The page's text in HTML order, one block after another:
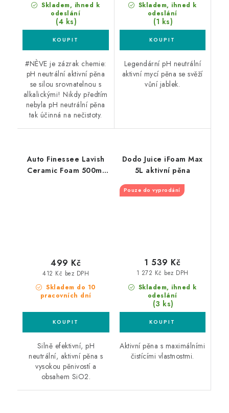
Skladem, ihned k
odeslání
(4 ks)
#NÈVE je zázrak chemie:
pH neutrální aktivní pěna
se silou srovnatelnou s
alkalickými! Nikdy předtím
nebyla pH neutrální pěna
tak účinná na nečistoty.
Skladem, ihned k
odeslání
(1 ks)
Legendární pH neutrální
aktivní mycí pěna se svěží
vůní jablek.
Auto Finessee Lavish
Ceramic Foam 500ml
Skladem do 10
pracovních dní
412 Kč bez DPH
499 Kč
Silně efektivní, pH
neutrální, aktivní pěna s
vysokou pěnivostí a
obsahem SiO2.
Dodo Juice iFoam Max
5L aktivní pěna
Pouze do vyprodání
Skladem, ihned k
odeslání
(3 ks)
1 272 Kč bez DPH
1 539 Kč
Aktivní pěna s maximálními
čistícími vlastnostmi.